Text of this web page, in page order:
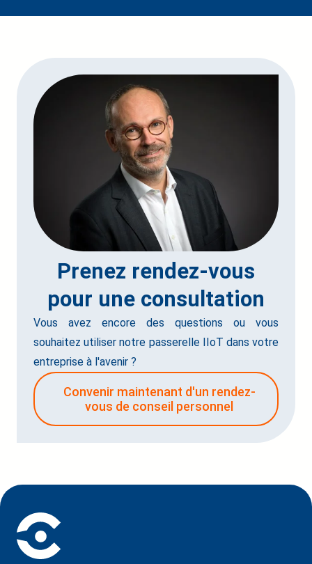
Prenez rendez-vous
pour une consultation
Vous avez encore des questions ou vous
souhaitez utiliser notre passerelle IIoT dans votre
entreprise à l'avenir ?
Convenir maintenant d'un rendez-
vous de conseil personnel